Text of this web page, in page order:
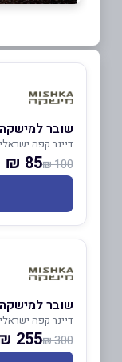
שובר למישקה
דיינר קפה
100 ₪
85 ₪
שובר למישקה
דיינר קפה
300 ₪
255 ₪